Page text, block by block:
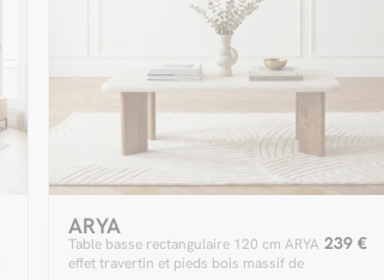
ARYA
Table basse rectangulaire 120 cm ARYA
effet travertin et pieds bois massif de
239 €